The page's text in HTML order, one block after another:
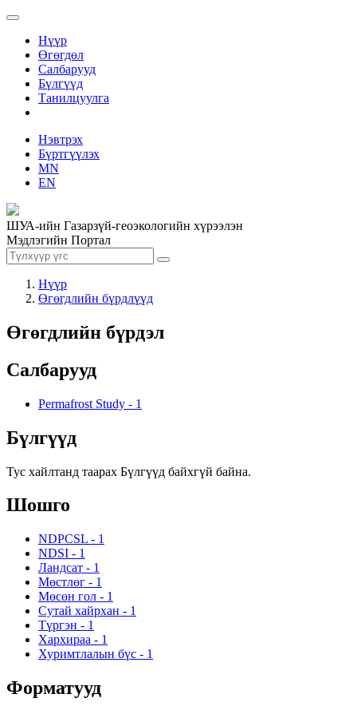
Нүүр
Өгөгдөл
Салбарууд
Бүлгүүд
Танилцуулга
Нэвтрэх
Бүртгүүлэх
MN
EN
ШУА-ийн Газарзүй-геоэкологийн хүрээлэн
Мэдлэгийн Портал
Нүүр
Өгөгдлийн бүрдлүүд
Өгөгдлийн бүрдэл
Салбарууд
Permafrost Study - 1
Бүлгүүд
Тус хайлтанд таарах Бүлгүүд байхгүй байна.
Шошго
NDPCSL - 1
NDSI - 1
Ландсат - 1
Мөстлөг - 1
Мөсөн гол - 1
Сутай хайрхан - 1
Түргэн - 1
Хархираа - 1
Хуримтлалын бүс - 1
Форматууд